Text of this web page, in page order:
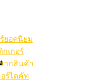
ยอดนิยม
เกอร์
ากสินค้า
ร์ไดคัท